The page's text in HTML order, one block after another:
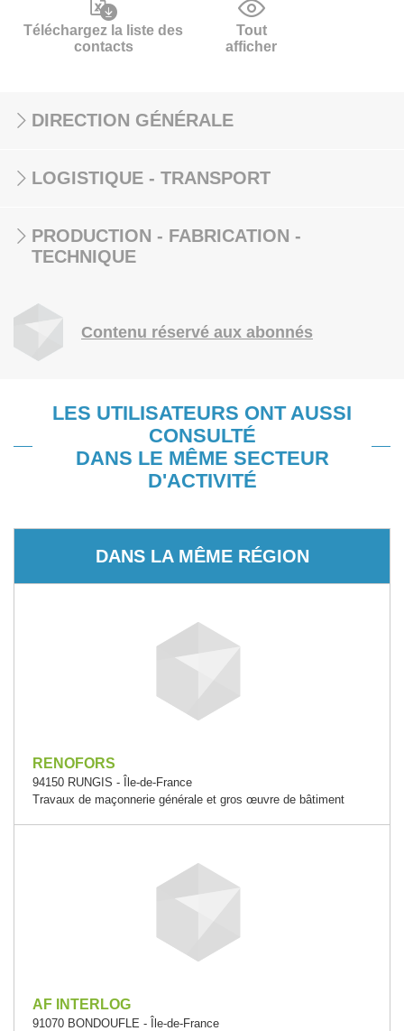
Téléchargez la liste des
contacts
Tout
afficher
DIRECTION GÉNÉRALE
LOGISTIQUE - TRANSPORT
PRODUCTION - FABRICATION -
TECHNIQUE
Contenu réservé aux abonnés
LES UTILISATEURS ONT AUSSI
CONSULTÉ
DANS LE MÊME SECTEUR
D'ACTIVITÉ
DANS LA MÊME RÉGION
RENOFORS
94150 RUNGIS - Île-de-France
Travaux de maçonnerie générale et gros œuvre de bâtiment
AF INTERLOG
91070 BONDOUFLE - Île-de-France